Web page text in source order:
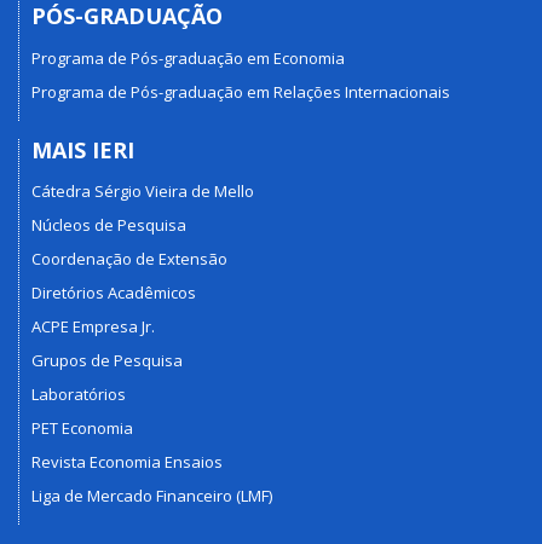
PÓS-GRADUAÇÃO
Programa de Pós-graduação em Economia
Programa de Pós-graduação em Relações Internacionais
MAIS IERI
Cátedra Sérgio Vieira de Mello
Núcleos de Pesquisa
Coordenação de Extensão
Diretórios Acadêmicos
ACPE Empresa Jr.
Grupos de Pesquisa
Laboratórios
PET Economia
Revista Economia Ensaios
Liga de Mercado Financeiro (LMF)